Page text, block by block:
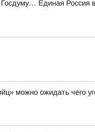
Единая
можно ожидать